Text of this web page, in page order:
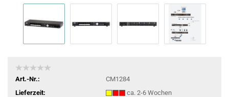
Art.-Nr.:
CM1284
Lieferzeit:
ca. 2-6 Wochen